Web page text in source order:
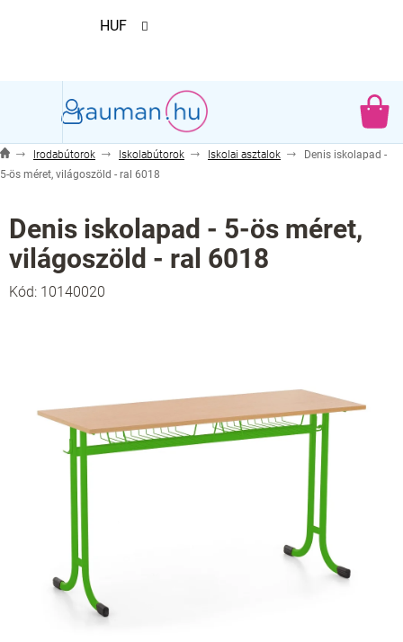
HUF
Irodabútorok Iskolabútorok Iskolai asztalok
Denis iskolapad -
5-ös méret, világoszöld - ral 6018
Denis iskolapad - 5-ös méret,
világoszöld - ral 6018
Kód: 10140020